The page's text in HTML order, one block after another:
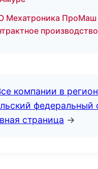
Мехатроника
компании в
федеральный
страница →